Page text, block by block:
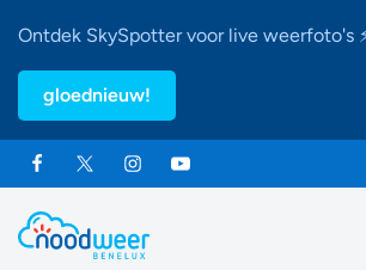
Ontdek SkySpotter voor live weerfoto's
gloednieuw!